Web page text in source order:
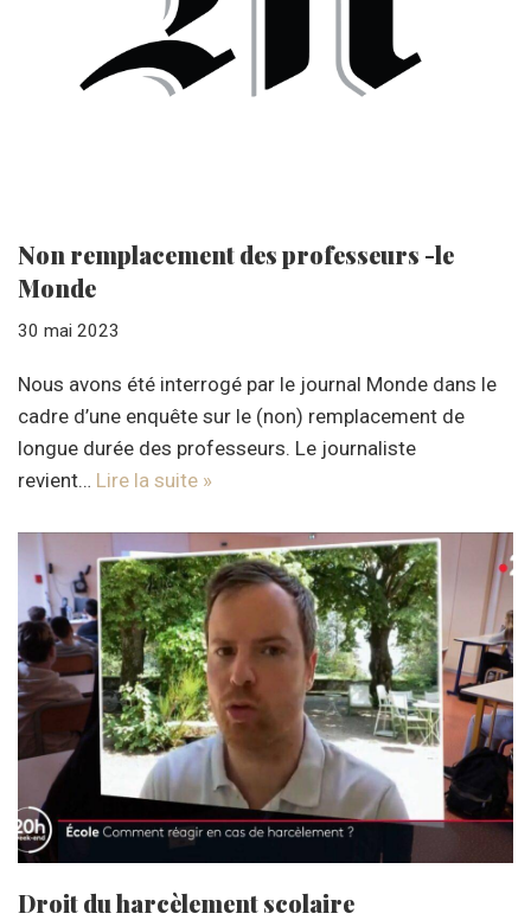
Non remplacement des professeurs -le
Monde
30 mai 2023
Nous avons été interrogé par le journal Monde dans le
cadre d’une enquête sur le (non) remplacement de
longue durée des professeurs. Le journaliste
revient… Lire la suite »
Droit du harcèlement scolaire